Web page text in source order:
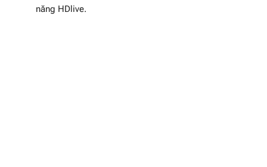
năng HDlive.